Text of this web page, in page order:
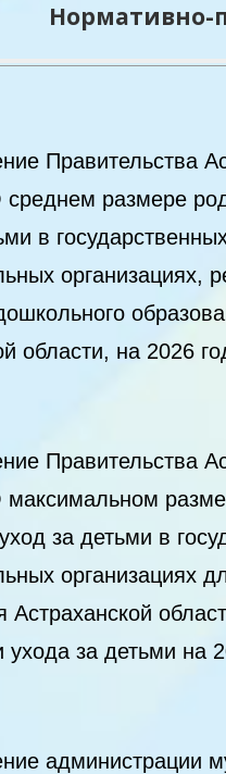
Нормативно-
ние Правительства
размере
в
организациях,
области, на 2026
Правительства
за детьми в
организациях
Астраханской
ухода за детьми на
администрации